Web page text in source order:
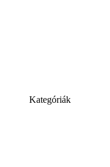
Kategóriák